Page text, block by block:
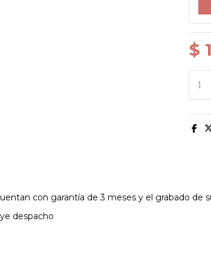
$
con garantía de 3 meses y el grabado de
despacho